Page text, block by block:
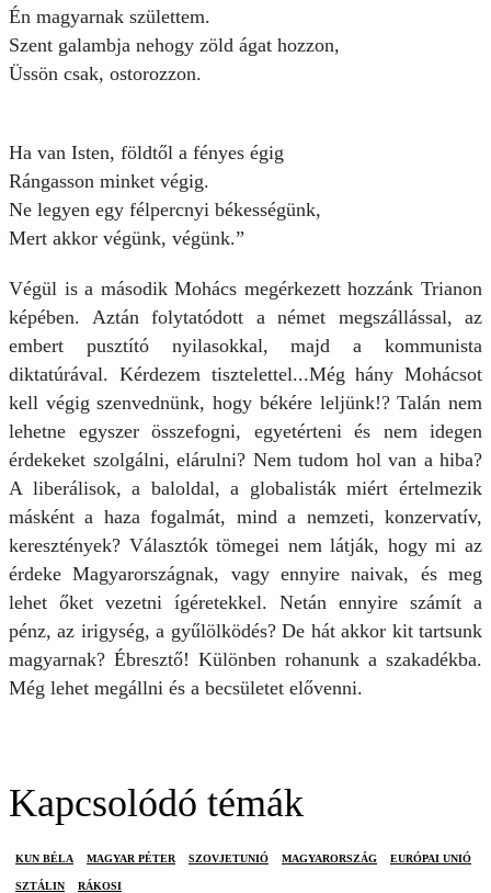
Én magyarnak születtem.
Szent galambja nehogy zöld ágat hozzon,
Üssön csak, ostorozzon.
Ha van Isten, földtől a fényes égig
Rángasson minket végig.
Ne legyen egy félpercnyi békességünk,
Mert akkor végünk, végünk.”
Végül is a második Mohács megérkezett hozzánk Trianon
képében. Aztán folytatódott a német megszállással, az
embert pusztító nyilasokkal, majd a kommunista
diktatúrával. Kérdezem tisztelettel...Még hány Mohácsot
kell végig szenvednünk, hogy békére leljünk!? Talán nem
lehetne egyszer összefogni, egyetérteni és nem idegen
érdekeket szolgálni, elárulni? Nem tudom hol van a hiba?
A liberálisok, a baloldal, a globalisták miért értelmezik
másként a haza fogalmát, mind a nemzeti, konzervatív,
keresztények? Választók tömegei nem látják, hogy mi az
érdeke Magyarországnak, vagy ennyire naivak, és meg
lehet őket vezetni ígéretekkel. Netán ennyire számít a
pénz, az irigység, a gyűlölködés? De hát akkor kit tartsunk
magyarnak? Ébresztő! Különben rohanunk a szakadékba.
Még lehet megállni és a becsületet elővenni.
Kapcsolódó témák
KUN BÉLA MAGYAR PÉTER SZOVJETUNIÓ MAGYARORSZÁG EURÓPAI UNIÓ
SZTÁLIN RÁKOSI